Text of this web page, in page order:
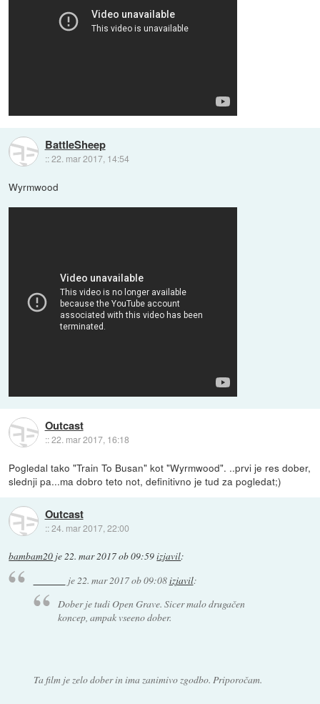
BattleSheep
::22. mar 2017, 14:54
Wyrmwood
Outcast
::22. mar 2017, 16:18
Pogledal tako "Train To Busan" kot "Wyrmwood". ..prvi je res dober,
slednji pa...ma dobro teto not, definitivno je tud za pogledat;)
Outcast
::24. mar 2017, 22:00
bambam20 je22. mar 2017 ob 09:59izjavil:
je22. mar 2017 ob 09:08izjavil:
Dober je tudi Open Grave. Sicer malo drugačen
koncep, ampak vseeno dober.
Ta film je zelo dober in ima zanimivo zgodbo. Priporočam.